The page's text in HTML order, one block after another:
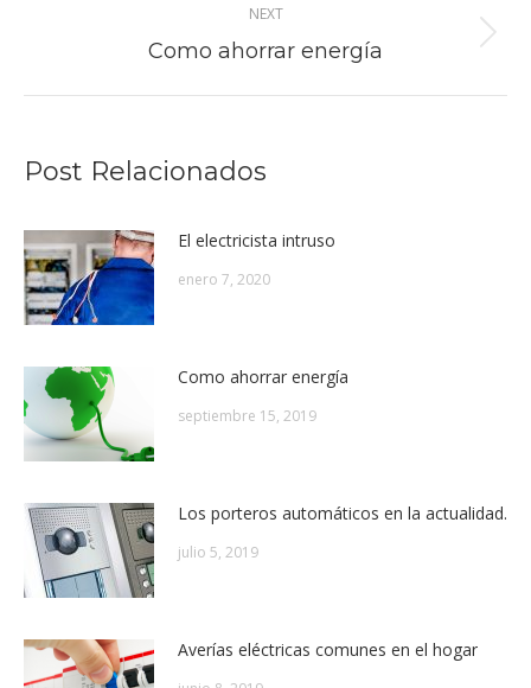
NEXT
Next
Como ahorrar energía
Post Relacionados
El electricista intruso
enero 7, 2020
Como ahorrar energía
septiembre 15, 2019
Los porteros automáticos en la actualidad.
julio 5, 2019
Averías eléctricas comunes en el hogar